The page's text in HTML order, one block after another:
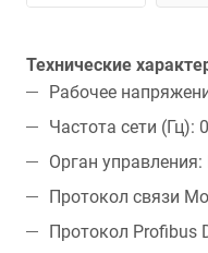
Технические
Рабочее
Частота сети (Гц):
Орган
Протокол связи
Протокол Profibus